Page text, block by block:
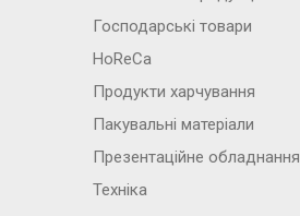
Господарські товари
HoReCa
Продукти харчування
Пакувальні матеріали
Презентаційне обладнання
Техніка